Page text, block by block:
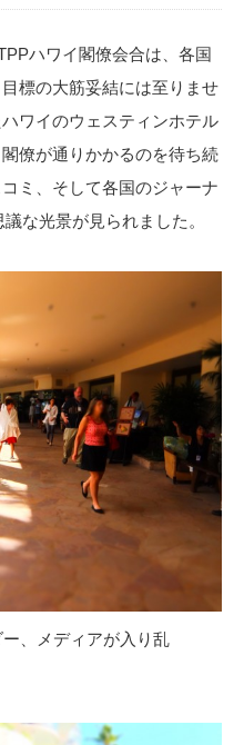
ハワイ閣僚会合は、各国
標の大筋妥結には至りませ
ワイのウェスティンホテル
僚が通りかかるのを待ち続
ミ、そして各国のジャーナ
な光景が見られました。
、メディアが入り乱